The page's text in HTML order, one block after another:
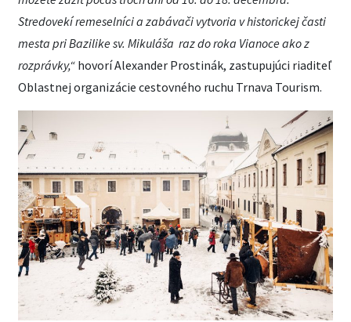
Stredovekí remeselníci a zabávači vytvoria v historickej časti
mesta pri Bazilike sv. Mikuláša raz do roka Vianoce ako z
rozprávky,“ hovorí Alexander Prostinák, zastupujúci riaditeľ
Oblastnej organizácie cestovného ruchu Trnava Tourism.